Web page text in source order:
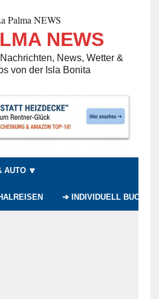
NEWS
News, Wetter &
von der Isla Bonita
AUTO 🔽
➔ INDIVIDUELL BUCHEN